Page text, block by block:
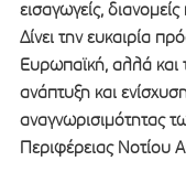
εισαγωγείς,
Δίνει την ευκαιρία
Ευρωπαϊκή, αλλά και
ανάπτυξη και
αναγνωρισιμότητας
Περιφέρειας Νοτίου